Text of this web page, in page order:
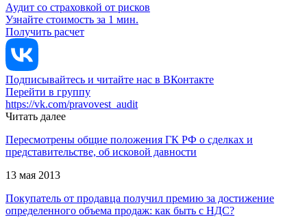
Аудит со страховкой от рисков
Узнайте стоимость за 1 мин.
Получить расчет
Подписывайтесь и читайте нас в ВКонтакте
Перейти в группу
https://vk.com/pravovest_audit
Читать далее
Пересмотрены общие положения ГК РФ о сделках и
представительстве, об исковой давности
13 мая 2013
Покупатель от продавца получил премию за достижение
определенного объема продаж: как быть с НДС?